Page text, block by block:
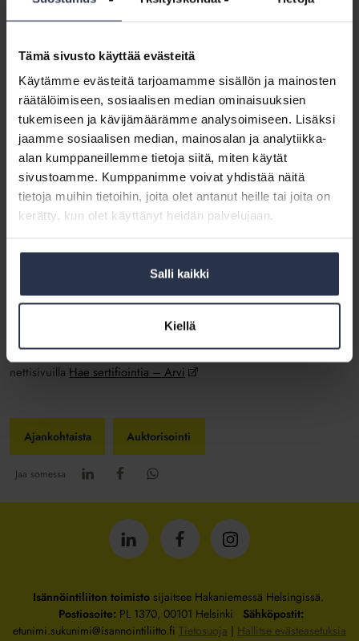
Tämä sivusto käyttää evästeitä
Käytämme evästeitä tarjoamamme sisällön ja mainosten
räätälöimiseen, sosiaalisen median ominaisuuksien
tukemiseen ja kävijämäärämme analysoimiseen. Lisäksi
jaamme sosiaalisen median, mainosalan ja analytiikka-
alan kumppaneillemme tietoja siitä, miten käytät
sivustoamme. Kumppanimme voivat yhdistää näitä
tietoja muihin tietoihin, joita olet antanut heille tai joita on
kerätty, kun olet käyttänyt heidän palvelujaan.
Salli kaikki
Kiellä
sertifiointiohjelmamme saloja.
Mikä sertifiointiohjelma on ja miksi se on perustettu?
Miten sertifiointiohjelma eroaa muista sertifiointiohjelmista,
esimerkiksi ISO 9001 -sertifioinnista?
Miten yritys saa sertifikaatin ja mitä se vaatii?
Mitä auditoinnit ovat ja mitä niissä tapahtuu?
Mitä hyötyä sertifioinnista on?
Webinaariin kannattaa myös kuunnella, jos haluat tietää, mitä
sertifioidulta yritykseltä vaaditaan ja mitä sertifikaatin saaminen
paljastaa yrityksen luotettavuudesta ja isännöinnin laadusta.
Webinaarin asiantuntijoina toimivat Isännöintiliiton
sertifiointipäällikkö Simo Taitto ja kehitysjohtaja Reetta Yrttimaa.
Lataa webinaarin materiaali tästä.
Katso webinaarin tallenne tästä.
Jos haluat hakea Arvi-sertifikaattia, voit täyttää hakemuksen
nettisivuilla Hae sertifiointia – Arvi
Ajankohtaista Auktorisointi
Jaa somessa
Isännöintiliitto
LinkedInissä
Isännöintiliitto
Facebookissa
Isännöintiliitto
Instagrammissa
Isännöintiliiton toimistosijaitsee Hakaniemessä Helsingissä.
Postiosoite: PL 1370, 00101 Helsinki Sähköpostit:
etunimi.sukunimi@isannointiliitto.fi Tietosuoja | Hallitse evästeasetuksia